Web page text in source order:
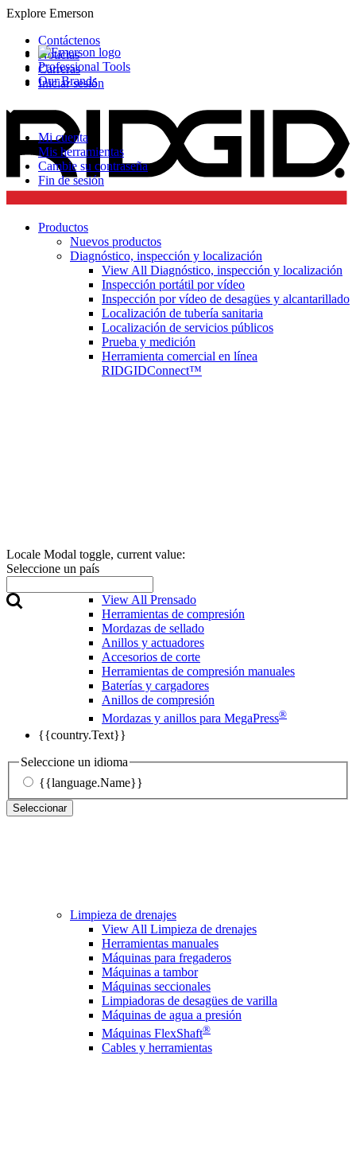
Explore Emerson
Professional Tools
Our Brands
Contáctenos
Noticias
Carreras
Iniciar sesión
Mi cuenta
Mis herramientas
Cambie su contraseña
Fin de sesión
Locale Modal toggle, current value:
Seleccione un país
{{country.Text}}
Seleccione un idioma
{{language.Name}}
Seleccionar
Productos
Nuevos productos
Diagnóstico, inspección y localización
View All Diagnóstico, inspección y localización
Inspección portátil por vídeo
Inspección por vídeo de desagües y alcantarillado
Localización de tubería sanitaria
Localización de servicios públicos
Prueba y medición
Herramienta comercial en línea
RIDGIDConnect™
View All Prensado
Herramientas de compresión
Mordazas de sellado
Anillos y actuadores
Accesorios de corte
Herramientas de compresión manuales
Baterías y cargadores
Anillos de compresión
Mordazas y anillos para MegaPress®
Limpieza de drenajes
View All Limpieza de drenajes
Herramientas manuales
Máquinas para fregaderos
Máquinas a tambor
Máquinas seccionales
Limpiadoras de desagües de varilla
Máquinas de agua a presión
Máquinas FlexShaft®
Cables y herramientas